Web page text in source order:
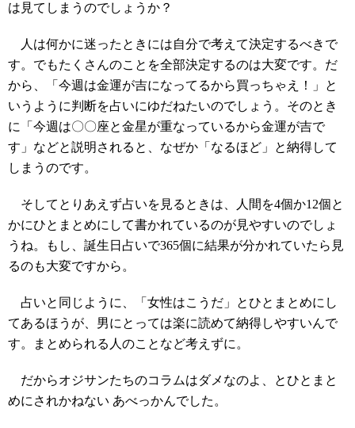
は見てしまうのでしょうか？
人は何かに迷ったときには自分で考えて決定するべきで
す。でもたくさんのことを全部決定するのは大変です。だ
から、「今週は金運が吉になってるから買っちゃえ！」と
いうように判断を占いにゆだねたいのでしょう。そのとき
に「今週は〇〇座と金星が重なっているから金運が吉で
す」などと説明されると、なぜか「なるほど」と納得して
しまうのです。
そしてとりあえず占いを見るときは、人間を4個か12個と
かにひとまとめにして書かれているのが見やすいのでしょ
うね。もし、誕生日占いで365個に結果が分かれていたら見
るのも大変ですから。
占いと同じように、「女性はこうだ」とひとまとめにし
てあるほうが、男にとっては楽に読めて納得しやすいんで
す。まとめられる人のことなど考えずに。
だからオジサンたちのコラムはダメなのよ、とひとまと
めにされかねない あべっかんでした。